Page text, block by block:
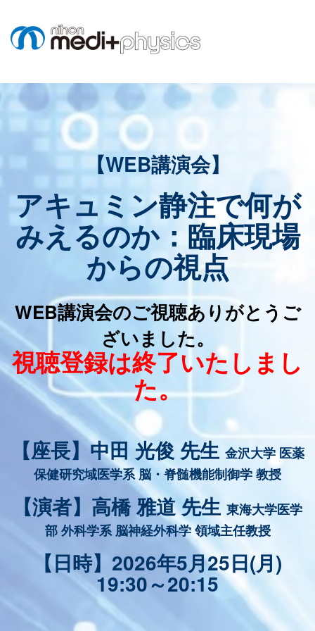
【WEB講演会】
アキュミン静注で何が
みえるのか：臨床現場
からの視点
WEB講演会のご視聴ありがとうご
ざいました。
視聴登録は終了いたしまし
た。
【座長】中田 光俊 先生 金沢大学 医薬
保健研究域医学系 脳・脊髄機能制御学 教授
【演者】高橋 雅道 先生 東海大学医学
部 外科学系 脳神経外科学 領域主任教授
【日時】2026年5月25日(月)
19:30～20:15